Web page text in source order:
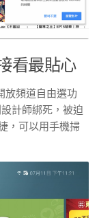
看最貼心
放頻道自由選功
計師綁死，被迫
，可以用手機掃